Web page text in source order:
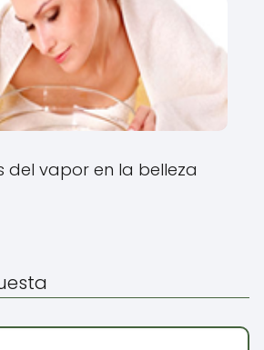
del vapor en la belleza